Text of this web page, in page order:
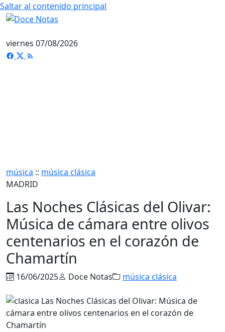
Saltar al contenido principal
viernes 07/08/2026
música :: música clásica
MADRID
Las Noches Clásicas del Olivar:
Música de cámara entre olivos
centenarios en el corazón de
Chamartín
16/06/2025 Doce Notas música clásica